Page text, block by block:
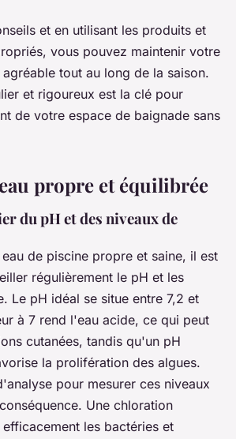
et en utilisant les produits et
vous pouvez maintenir votre
tout au long de la saison.
et rigoureux est la clé pour
de votre espace de baignade sans
propre et équilibrée
du pH et des niveaux de
de piscine propre et saine, il est
régulièrement le pH et les
Le pH idéal se situe entre 7,2 et
à 7 rend l'eau acide, ce qui peut
cutanées, tandis qu'un pH
la prolifération des algues.
pour mesurer ces niveaux
Une chloration
les bactéries et